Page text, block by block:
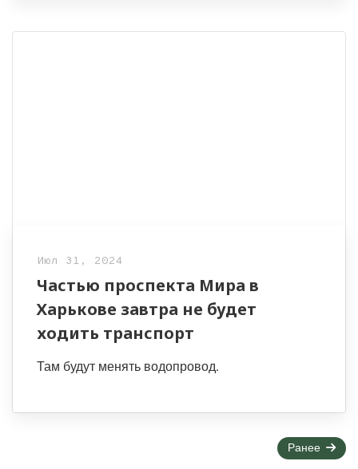
Июл 31, 2024
Частью проспекта Мира в
Харькове завтра не будет
ходить транспорт
Там будут менять водопровод.
Ранее